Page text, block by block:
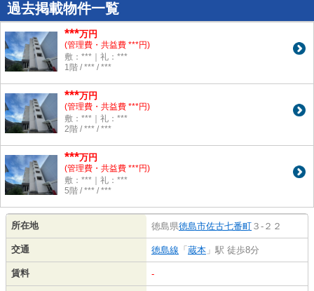
過去掲載物件一覧
***万円
(管理費・共益費 ***円)
敷：***｜礼：***
1階 / *** / ***
***万円
(管理費・共益費 ***円)
敷：***｜礼：***
2階 / *** / ***
***万円
(管理費・共益費 ***円)
敷：***｜礼：***
5階 / *** / ***
所在地 徳島県徳島市佐古七番町 ３-２２
交通 徳島線 「 蔵本 」駅 徒歩8分
賃料 -